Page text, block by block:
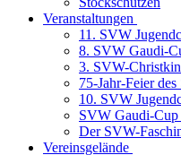
Veranstaltungen
11. SVW
8. SVW Gaudi-
3. SVW-
75-Jahr-Feier
10. SVW
SVW Gaudi-Cup
Der SVW-
Vereinsgelände